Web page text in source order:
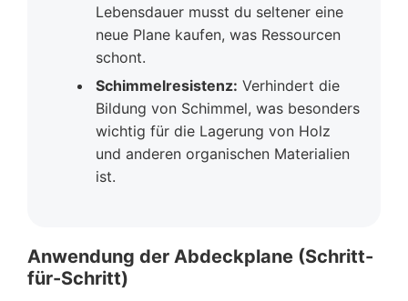
Lebensdauer musst du seltener eine
neue Plane kaufen, was Ressourcen
schont.
Schimmelresistenz: Verhindert die
Bildung von Schimmel, was besonders
wichtig für die Lagerung von Holz
und anderen organischen Materialien
ist.
Anwendung der Abdeckplane (Schritt-
für-Schritt)